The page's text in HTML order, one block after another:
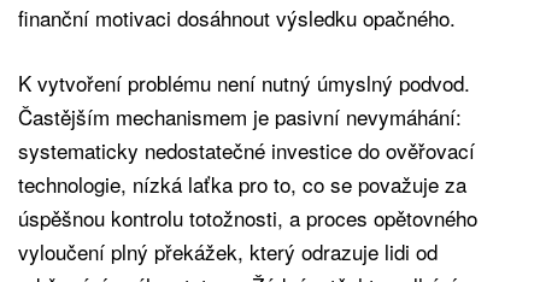
finanční motivaci dosáhnout výsledku opačného.
K vytvoření problému není nutný úmyslný podvod.
Častějším mechanismem je pasivní nevymáhání:
systematicky nedostatečné investice do ověřovací
technologie, nízká laťka pro to, co se považuje za
úspěšnou kontrolu totožnosti, a proces opětovného
vyloučení plný překážek, který odrazuje lidi od